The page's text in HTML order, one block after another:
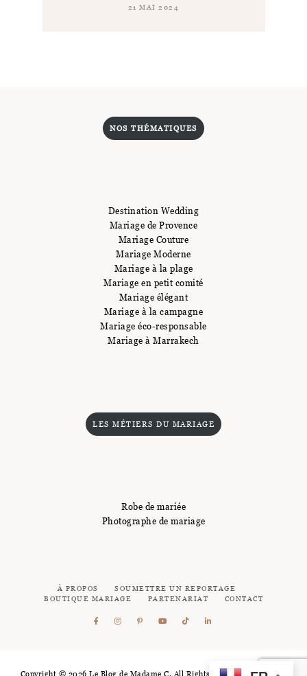
21 MAI 2024
NOS THÉMATIQUES
Destination Wedding
Mariage de Provence
Mariage Couture
Mariage Moderne
Mariage à la plage
Mariage en petit comité
Mariage élégant
Mariage à la campagne
Mariage éco-responsable
Mariage à Marrakech
LES MÉTIERS DU MARIAGE
Robe de mariée
Photographe de mariage
À PROPOS
SOUMETTRE UN REPORTAGE
BOUTIQUE MARIAGE
PARTENARIAT CONTACT
Copyright © 2026 Le Blog de Madame C. All Rights Reserved - Logotype